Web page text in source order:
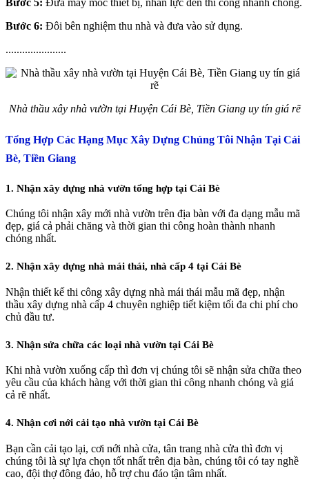
Bước 6: Đôi bên nghiệm thu nhà và đưa vào sử dụng.
......................
Nhà thầu xây nhà vườn tại Huyện Cái Bè, Tiền Giang uy tín giá rẽ
Tổng Hợp Các Hạng Mục Xây Dựng Chúng Tôi Nhận Tại Cái
Bè, Tiền Giang
1. Nhận xây dựng nhà vườn tổng hợp tại Cái Bè
Chúng tôi nhận xây mới nhà vườn trên địa bàn với đa dạng mẫu mã
đẹp, giá cả phải chăng và thời gian thi công hoàn thành nhanh
chóng nhất.
2. Nhận xây dựng nhà mái thái, nhà cấp 4 tại Cái Bè
Nhận thiết kế thi công xây dựng nhà mái thái mẫu mã đẹp, nhận
thầu xây dựng nhà cấp 4 chuyên nghiệp tiết kiệm tối đa chi phí cho
chủ đầu tư.
3. Nhận sửa chữa các loại nhà vườn tại Cái Bè
Khi nhà vườn xuống cấp thì đơn vị chúng tôi sẽ nhận sửa chữa theo
yêu cầu của khách hàng với thời gian thi công nhanh chóng và giá
cả rẽ nhất.
4. Nhận cơi nới cải tạo nhà vườn tại Cái Bè
Bạn cần cải tạo lại, cơi nới nhà cửa, tân trang nhà cửa thì đơn vị
chúng tôi là sự lựa chọn tốt nhất trên địa bàn, chúng tôi có tay nghề
cao, đội thợ đông đảo, hỗ trợ chu đáo tận tâm nhất.